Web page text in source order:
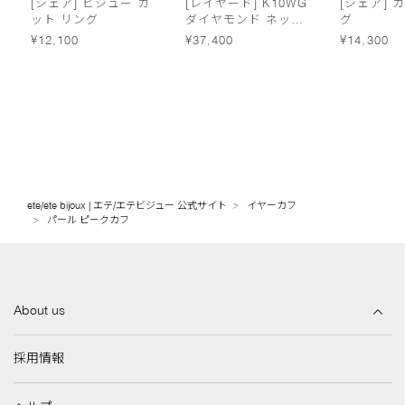
ット リング
¥12,100
ダイヤモンド ネック
レス
¥37,400
グ
¥14,300
ete/ete bijoux | エテ/エテビジュー 公式サイト
イヤーカフ
パール ピークカフ
About us
採用情報